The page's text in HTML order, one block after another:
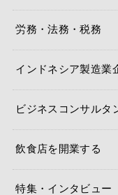
労務・法務・税務
インドネシア製造業
ビジネスコンサルタ
飲食店を開業する
特集・インタビュー